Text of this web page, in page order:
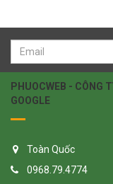
PHUOCWEB - CÔNG
GOOGLE
Toàn Quốc
0968.79.4774